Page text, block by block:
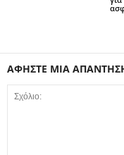
ΑΦΗΣΤΕ ΜΙΑ